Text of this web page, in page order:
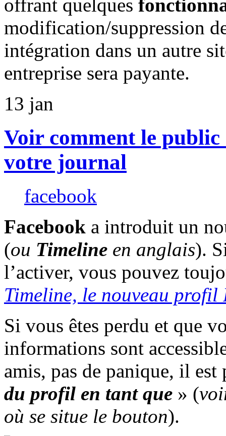
offrant quelques
modification/suppression
intégration dans un autre
entreprise sera payante.
13 jan
Voir comment le public
votre journal
facebook
Facebook a introduit un
(ou Timeline en anglais).
l’activer, vous pouvez
Timeline, le nouveau profil
Si vous êtes perdu et que
informations sont
amis, pas de panique, il
du profil en tant que » (
où se situe le bouton).